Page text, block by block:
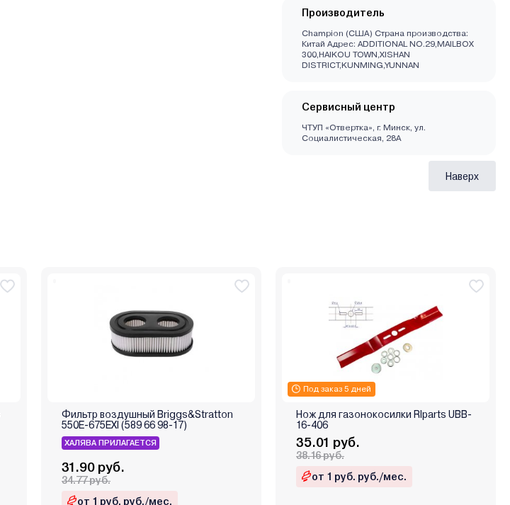
Производитель
Champion (США) Страна производства:
Китай Адрес: ADDITIONAL NO.29,MAILBOX
300,HAIKOU TOWN,XISHAN
DISTRICT,KUNMING,YUNNAN
Сервисный центр
ЧТУП «Отвертка», г. Минск, ул.
Социалистическая, 28А
Наверх
Фильтр воздушный Briggs&Stratton
550E-675EXI (589 66 98-17)
ХАЛЯВА ПРИЛАГАЕТСЯ
31.90 руб.
34.77 руб.
от 1 руб. руб./мес.
Под заказ 5 дней
Нож для газонокосилки RIparts UBB-
16-406
35.01 руб.
38.16 руб.
от 1 руб. руб./мес.